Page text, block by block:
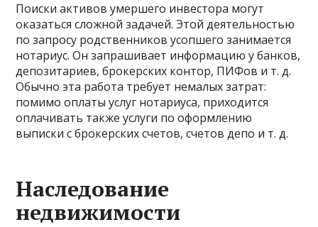
Поиски активов умершего инвестора могут
оказаться сложной задачей. Этой деятельностью
по запросу родственников усопшего занимается
нотариус. Он запрашивает информацию у банков,
депозитариев, брокерских контор, ПИФов и т. д.
Обычно эта работа требует немалых затрат:
помимо оплаты услуг нотариуса, приходится
оплачивать также услуги по оформлению
выписки с брокерских счетов, счетов депо и т. д.
Наследование
недвижимости